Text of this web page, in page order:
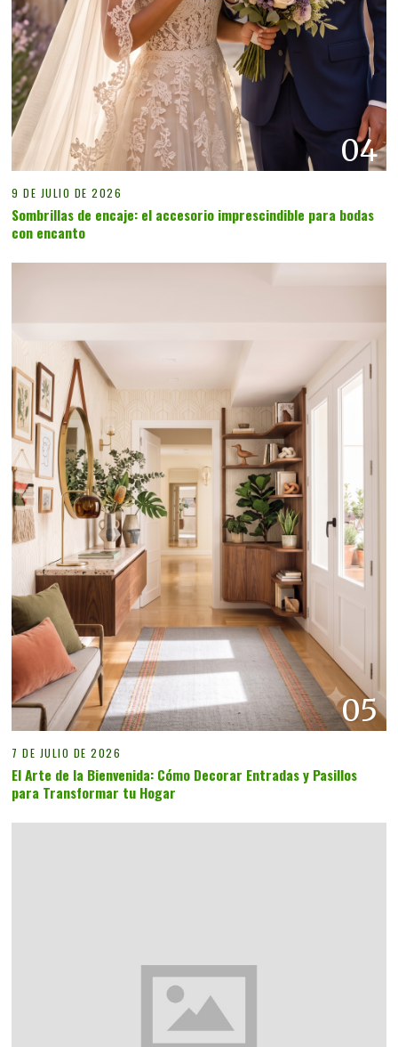
04
9 DE JULIO DE 2026
Sombrillas de encaje: el accesorio imprescindible para bodas
con encanto
05
7 DE JULIO DE 2026
El Arte de la Bienvenida: Cómo Decorar Entradas y Pasillos
para Transformar tu Hogar